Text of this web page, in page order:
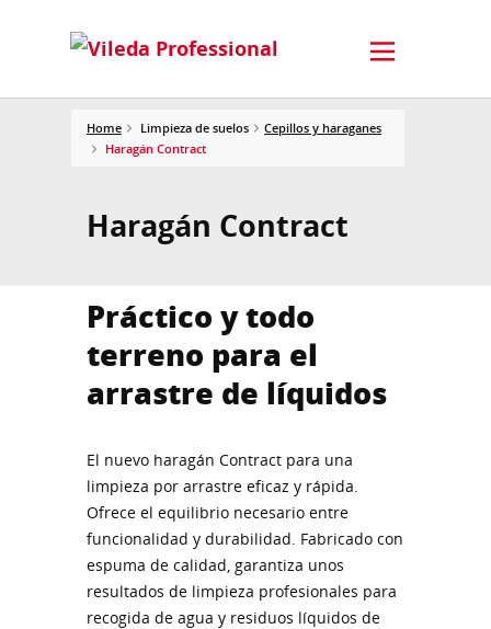
Home Limpieza de suelos
Cepillos y haraganes
Haragán Contract
Haragán Contract
Práctico y todo
terreno para el
arrastre de líquidos
El nuevo haragán Contract para una
limpieza por arrastre eficaz y rápida.
Ofrece el equilibrio necesario entre
funcionalidad y durabilidad. Fabricado con
espuma de calidad, garantiza unos
resultados de limpieza profesionales para
recogida de agua y residuos líquidos de